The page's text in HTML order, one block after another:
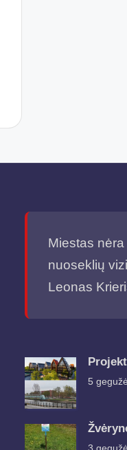
Miestas
nuoseklių
Leonas
5